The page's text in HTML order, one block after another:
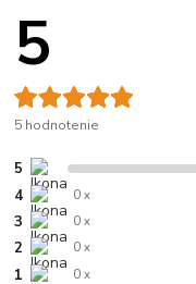
5
5 hodnotenie
5
4 0 x
3 0 x
2 0 x
1 0 x